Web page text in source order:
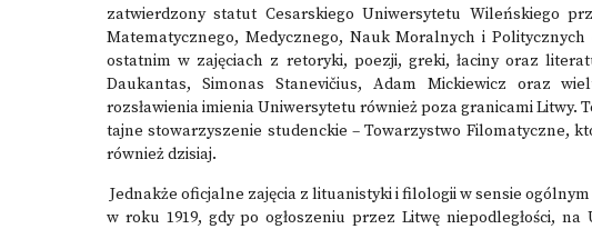
zatwierdzony statut Cesarskiego Uniwersytetu Wileńskiego
Matematycznego, Medycznego, Nauk Moralnych i
ostatnim w zajęciach z retoryki, poezji, greki, łaciny oraz
Daukantas, Simonas Stanevičius, Adam Mickiewicz oraz
rozsławienia imienia Uniwersytetu również poza granicami Litwy.
tajne stowarzyszenie studenckie – Towarzystwo Filomatyczne,
również dzisiaj.
Jednakże oficjalne zajęcia z lituanistyki i filologii w sensie ogólnym
w roku 1919, gdy po ogłoszeniu przez Litwę niepodległości,